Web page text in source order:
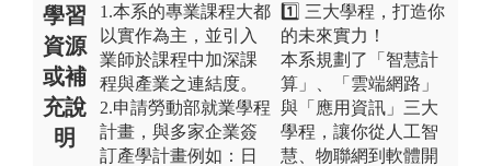
學習
資源
或補
充說
明
1.本系的專業課程大都
以實作為主，並引入
業師於課程中加深課
程與產業之連結度。
2.申請勞動部就業學程
計畫，與多家企業簽
訂產學計畫例如：日
1️⃣ 三大學程，打造你
的未來實力！
本系規劃了「智慧計
算」、「雲端網路」
與「應用資訊」三大
學程，讓你從人工智
慧、物聯網到軟體開